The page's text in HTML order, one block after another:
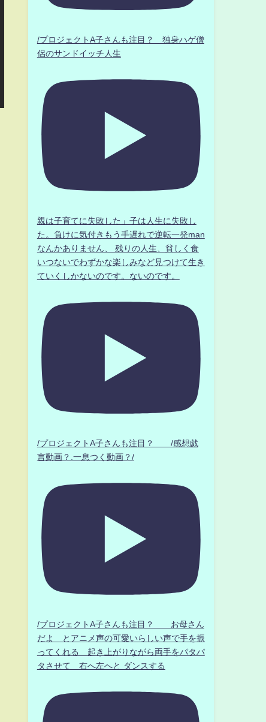
/プロジェクトA子さんも注目？ 独身ハゲ僧
侶のサンドイッチ人生
親は子育てに失敗した」子は人生に失敗し
た。負けに気付きもう手遅れで逆転一発man
なんかありません、 残りの人生、貧しく食
いつないでわずかな楽しみなど見つけて生き
ていくしかないのです。ないのです。
/プロジェクトA子さんも注目？ /感想戯
言動画？.一息つく動画？/
/プロジェクトA子さんも注目？ お母さん
だよ とアニメ声の可愛いらしい声で手を振
ってくれる 起き上がりながら両手をパタパ
タさせて 右へ左へと ダンスする